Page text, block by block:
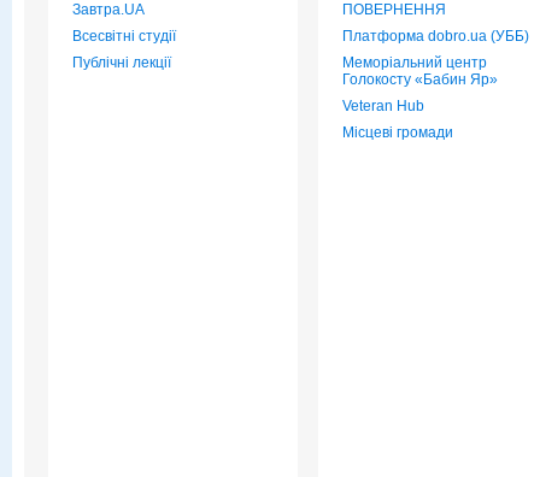
Завтра.UA
Всесвітні студії
Публічні лекції
ПОВЕРНЕННЯ
Платформа dobro.ua (УББ)
Меморіальний центр
Голокосту «Бабин Яр»
Veteran Hub
Місцеві громади